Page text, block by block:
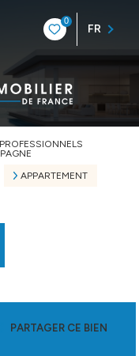
0
FR
APPARTEMENT
PARTAGER CE BIEN